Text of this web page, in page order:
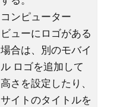
コンピ⁠ュ⁠ータ⁠ー
ビ⁠ュ⁠ーにロゴがある
場合は⁠、別のモバイ
ル ロゴを追加して
高さを設定したり⁠、
サイトのタイトルを